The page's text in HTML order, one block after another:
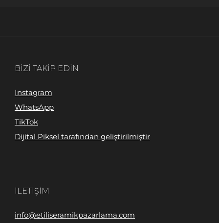
BIZI TAKIP EDIN
Instagram
WhatsApp
TikTok
Dijital Piksel tarafından geliştirilmiştir
İLETIŞIM
info@etiliseramikpazarlama.com